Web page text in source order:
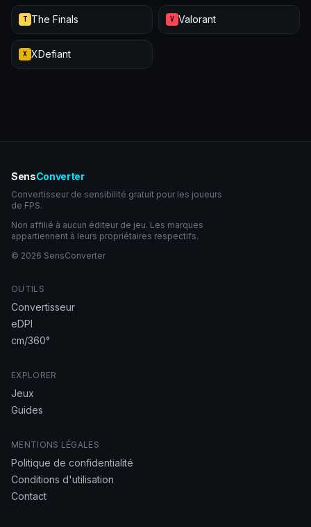
T The Finals V Valorant
X XDefiant
SensConverter
Convertisseur de sensibilité gratuit pour les joueurs
de FPS.
Non affilié à aucun éditeur de jeu. Les marques
appartiennent à leurs propriétaires respectifs.
© 2026 SensConverter
OUTILS
Convertisseur
eDPI
cm/360°
EXPLORER
Jeux
Guides
MENTIONS LÉGALES
Politique de confidentialité
Conditions d'utilisation
Contact